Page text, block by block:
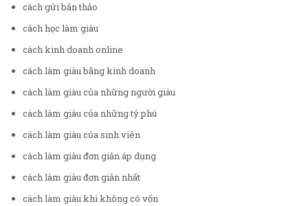
cách gửi bản thảo
cách học làm giàu
cách kinh doanh online
cách làm giàu bằng kinh doanh
cách làm giàu của những người giàu
cách làm giàu của những tỷ phú
cách làm giàu của sinh viên
cách làm giàu đơn giản áp dụng
cách làm giàu đơn giản nhất
cách làm giàu khi không có vốn